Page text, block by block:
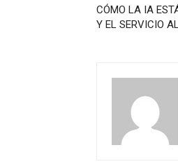
CÓMO LA IA
Y EL SERVICIO